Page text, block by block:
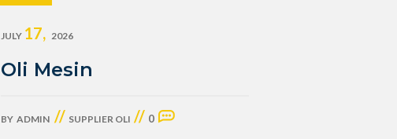
JULY 17, 2026
Oli Mesin
BY ADMIN // SUPPLIER OLI // 0